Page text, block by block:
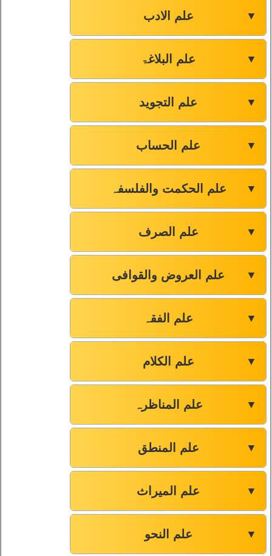
علم الادب ▼
علم البلاغۃ ▼
علم التجوید ▼
علم الحساب ▼
علم الحکمت والفلسفہ ▼
علم الصرف ▼
علم العروض والقوافی ▼
علم الفقہ ▼
علم الکلام ▼
علم المناظرہ ▼
علم المنطق ▼
علم المیراث ▼
علم النحو ▼